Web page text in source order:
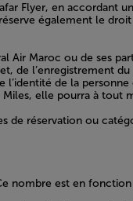
Flyer, en accordant
également le
Maroc ou de ses
de l’enregistrement
de la
Miles, elle pourra à tout
réservation ou
nombre est en fonction